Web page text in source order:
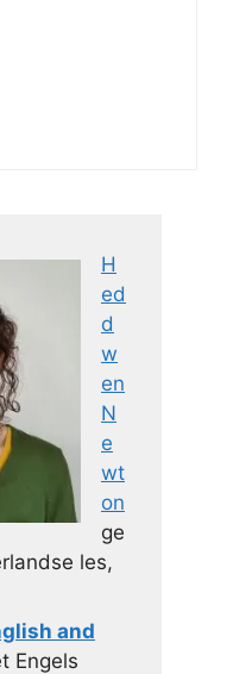
H
ed
d
w
en
N
e
wt
on
ge
les,
and
Engels